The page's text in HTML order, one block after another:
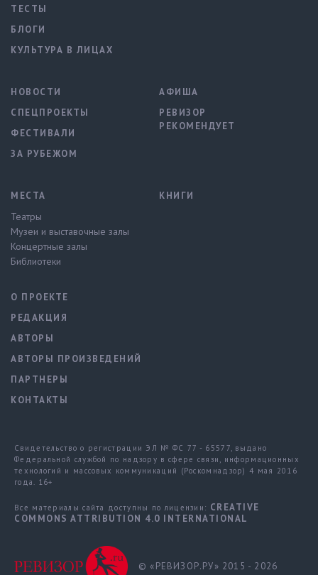
ТЕСТЫ
БЛОГИ
КУЛЬТУРА В ЛИЦАХ
НОВОСТИ
СПЕЦПРОЕКТЫ
ФЕСТИВАЛИ
ЗА РУБЕЖОМ
АФИША
РЕВИЗОР
РЕКОМЕНДУЕТ
МЕСТА
Театры
Музеи и выставочные залы
Концертные залы
Библиотеки
КНИГИ
О ПРОЕКТЕ
РЕДАКЦИЯ
АВТОРЫ
АВТОРЫ ПРОИЗВЕДЕНИЙ
ПАРТНЕРЫ
КОНТАКТЫ
Свидетельство о регистрации ЭЛ № ФС 77 - 65577, выдано
Федеральной службой по надзору в сфере связи, информационных
технологий и массовых коммуникаций (Роскомнадзор) 4 мая 2016
года. 16+
Все материалы сайта доступны по лицензии: CREATIVE
COMMONS ATTRIBUTION 4.0 INTERNATIONAL
© «РЕВИЗОР.РУ» 2015 - 2026